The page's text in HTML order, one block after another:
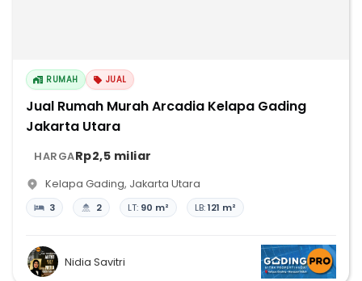
RUMAH JUAL
Jual Rumah Murah Arcadia Kelapa Gading
Jakarta Utara
HARGARp2,5 miliar
Kelapa Gading, Jakarta Utara
3 2 LT: 90 m² LB:121 m²
Nidia Savitri